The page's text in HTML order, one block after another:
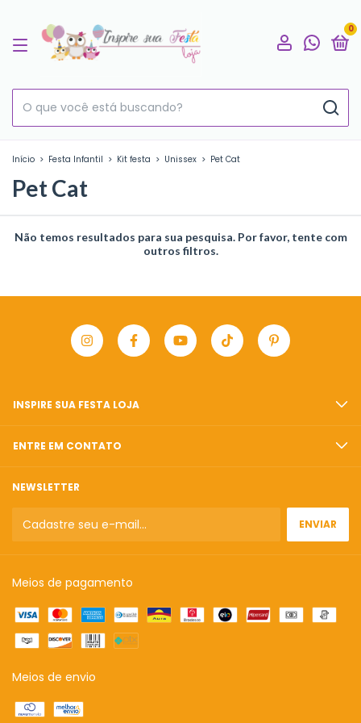
0
Início > Festa Infantil > Kit festa > Unissex > Pet Cat
Pet Cat
Não temos resultados para sua pesquisa. Por favor, tente com
outros filtros.
INSPIRE SUA FESTA LOJA
ENTRE EM CONTATO
NEWSLETTER
Meios de pagamento
Meios de envio